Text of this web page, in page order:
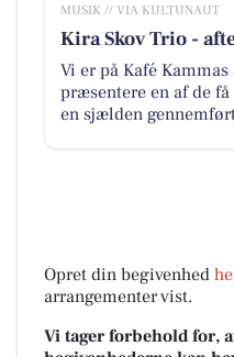
MUSIK // VIA KULTUNAUT
Kira Skov Trio -
Vi er på Kafé
præsentere en af de
en sjælden
Opret din begivenhed
arrangementer vist.
Vi tager forbehold for,